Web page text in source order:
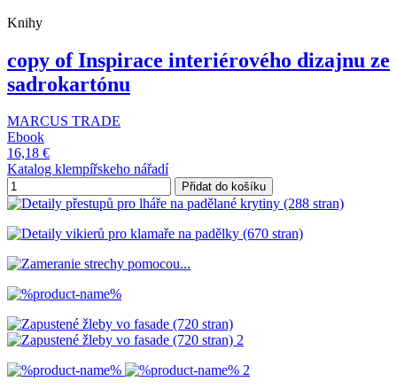
Knihy
copy of Inspirace interiérového dizajnu ze
sadrokartónu
MARCUS TRADE
Ebook
16,18 €
Katalog klempířskeho nářadí
Přidat do košíku